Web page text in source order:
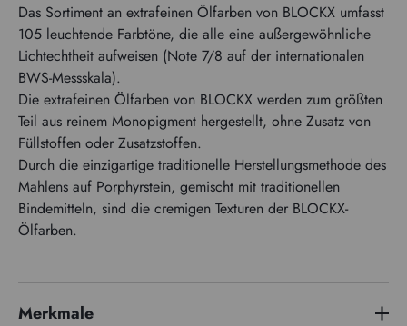
Das Sortiment an extrafeinen Ölfarben von BLOCKX umfasst
105 leuchtende Farbtöne, die alle eine außergewöhnliche
Lichtechtheit aufweisen (Note 7/8 auf der internationalen
BWS-Messskala).
Die extrafeinen Ölfarben von BLOCKX werden zum größten
Teil aus reinem Monopigment hergestellt, ohne Zusatz von
Füllstoffen oder Zusatzstoffen.
Durch die einzigartige traditionelle Herstellungsmethode des
Mahlens auf Porphyrstein, gemischt mit traditionellen
Bindemitteln, sind die cremigen Texturen der BLOCKX-
Ölfarben.
Merkmale